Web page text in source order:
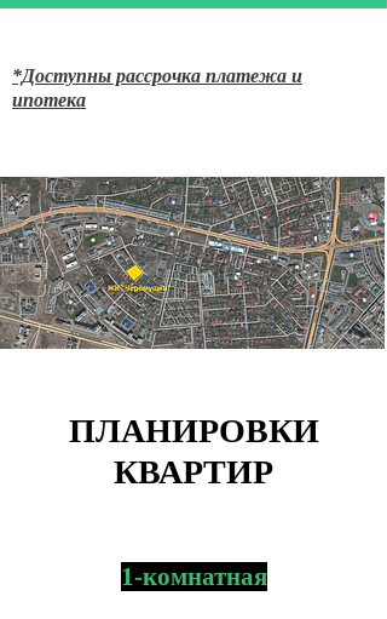
*Доступны рассрочка платежа и
ипотека
ПЛАНИРОВКИ
КВАРТИР
1-комнатная